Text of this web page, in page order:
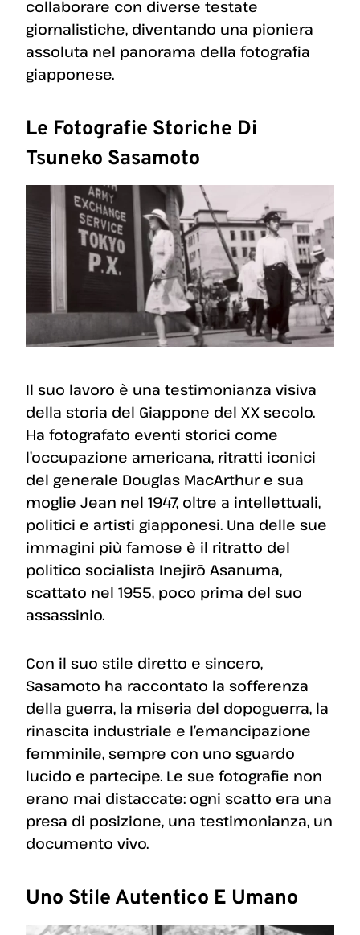
collaborare con diverse testate
giornalistiche, diventando una pioniera
assoluta nel panorama della fotografia
giapponese.
Le Fotografie Storiche Di
Tsuneko Sasamoto
Il suo lavoro è una testimonianza visiva
della storia del Giappone del XX secolo.
Ha fotografato eventi storici come
l’occupazione americana, ritratti iconici
del generale Douglas MacArthur e sua
moglie Jean nel 1947, oltre a intellettuali,
politici e artisti giapponesi. Una delle sue
immagini più famose è il ritratto del
politico socialista Inejirō Asanuma,
scattato nel 1955, poco prima del suo
assassinio.
Con il suo stile diretto e sincero,
Sasamoto ha raccontato la sofferenza
della guerra, la miseria del dopoguerra, la
rinascita industriale e l’emancipazione
femminile, sempre con uno sguardo
lucido e partecipe. Le sue fotografie non
erano mai distaccate: ogni scatto era una
presa di posizione, una testimonianza, un
documento vivo.
Uno Stile Autentico E Umano